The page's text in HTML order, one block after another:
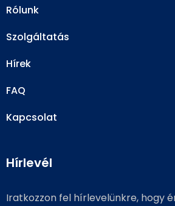
Rólunk
Szolgáltatás
Hírek
FAQ
Kapcsolat
Hírlevél
Iratkozzon fel hírlevelünkre, hogy